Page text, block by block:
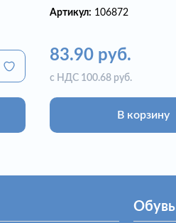
Артикул: 106872
83.90 руб.
с НДС 100.68 руб.
В корзину
Обувь